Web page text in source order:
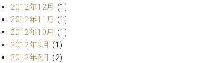
2012年12月 (1)
2012年11月 (1)
2012年10月 (1)
2012年9月 (1)
2012年8月 (2)